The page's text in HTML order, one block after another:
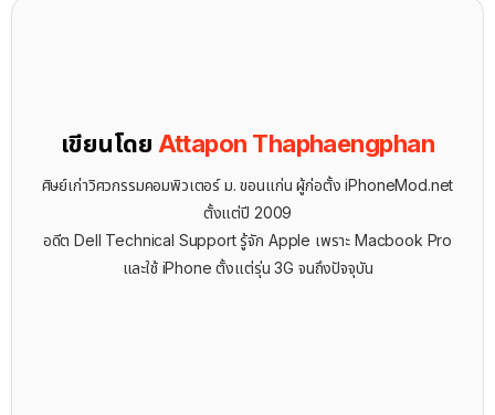
เขียนโดย Attapon Thaphaengphan
ศิษย์เก่าวิศวกรรมคอมพิวเตอร์ ม. ขอนแก่น ผู้ก่อตั้ง iPhoneMod.net
ตั้งแต่ปี 2009
อดีต Dell Technical Support รู้จัก ​Apple เพราะ Macbook Pro
และใช้ iPhone ตั้งแต่รุ่น 3G จนถึงปัจจุบัน